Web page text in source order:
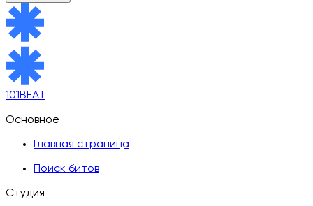
101BEAT
Основное
Главная страница
Поиск битов
Студия